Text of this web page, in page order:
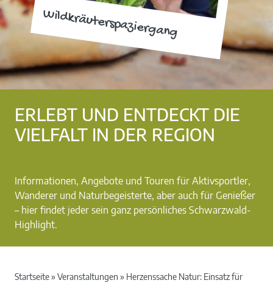
Wildkräuterspaziergang
ERLEBT UND ENTDECKT DIE
VIELFALT IN DER REGION
Informationen, Angebote und Touren für Aktivsportler,
Wanderer und Naturbegeisterte, aber auch für Genießer
– hier findet jeder sein ganz persönliches Schwarzwald-
Highlight.
Startseite» Veranstaltungen » Herzenssache Natur: Einsatz für